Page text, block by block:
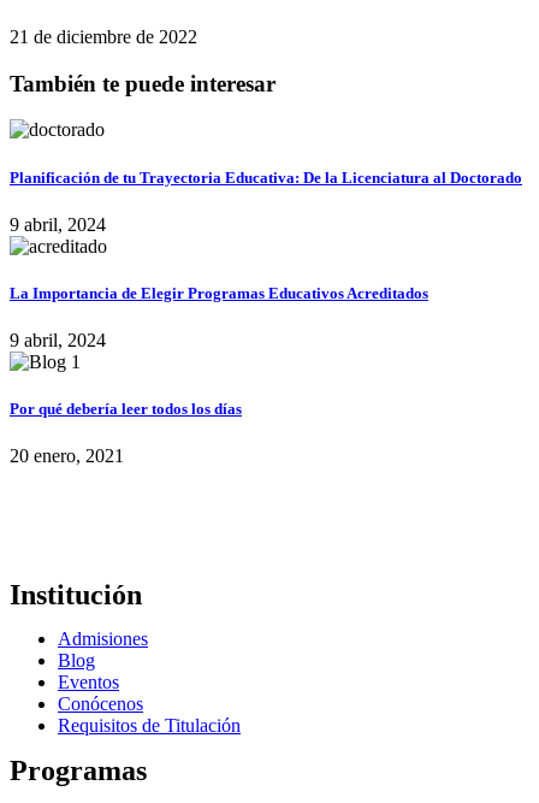
21 de diciembre de 2022
También te puede interesar
Planificación de tu Trayectoria Educativa: De la Licenciatura al Doctorado
9 abril, 2024
La Importancia de Elegir Programas Educativos Acreditados
9 abril, 2024
Por qué debería leer todos los días
20 enero, 2021
Institución
Admisiones
Blog
Eventos
Conócenos
Requisitos de Titulación
Programas